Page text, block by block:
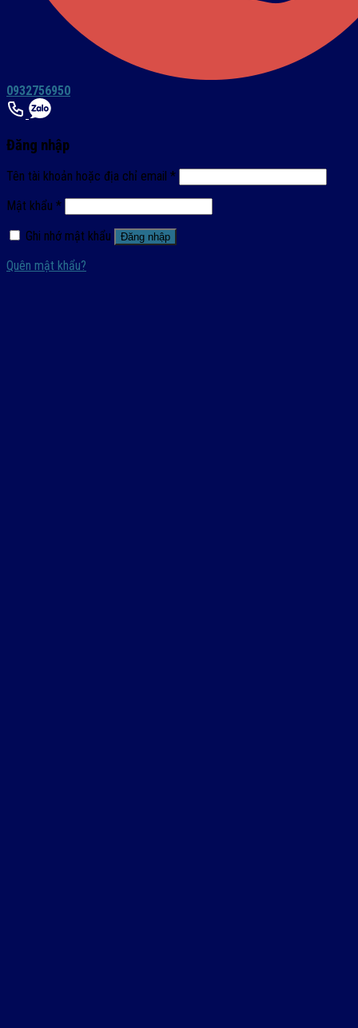
0932756950
Đăng nhập
Tên tài khoản hoặc địa chỉ email *
Mật khẩu *
Ghi nhớ mật khẩu
Đăng nhập
Quên mật khẩu?